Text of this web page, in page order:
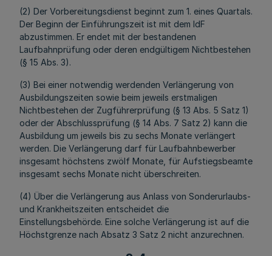
(2) Der Vorbereitungsdienst beginnt zum 1. eines Quartals.
Der Beginn der Einführungszeit ist mit dem IdF
abzustimmen. Er endet mit der bestandenen
Laufbahnprüfung oder deren endgültigem Nichtbestehen
(§ 15 Abs. 3).
(3) Bei einer notwendig werdenden Verlängerung von
Ausbildungszeiten sowie beim jeweils erstmaligen
Nichtbestehen der Zugführerprüfung (§ 13 Abs. 5 Satz 1)
oder der Abschlussprüfung (§ 14 Abs. 7 Satz 2) kann die
Ausbildung um jeweils bis zu sechs Monate verlängert
werden. Die Verlängerung darf für Laufbahnbewerber
insgesamt höchstens zwölf Monate, für Aufstiegsbeamte
insgesamt sechs Monate nicht überschreiten.
(4) Über die Verlängerung aus Anlass von Sonderurlaubs-
und Krankheitszeiten entscheidet die
Einstellungsbehörde. Eine solche Verlängerung ist auf die
Höchstgrenze nach Absatz 3 Satz 2 nicht anzurechnen.